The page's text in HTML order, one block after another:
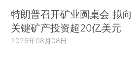
特朗普召开矿业圆桌会 拟向
关键矿产投资超20亿美元
2026年08月08日